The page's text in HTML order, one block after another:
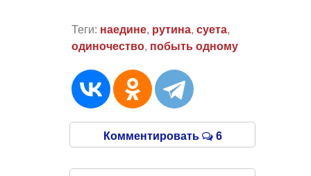
Теги: наедине, рутина, суета,
одиночество, побыть одному
Комментировать 6